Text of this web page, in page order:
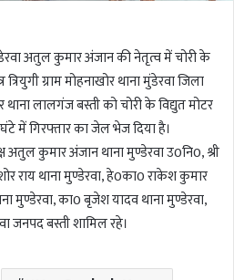
अतुल कुमार अंजान की नेतृत्व में चोरी के
ग्राम मोहनाखोर थाना मुंडेरवा जिला
थाना लालगंज बस्ती को चोरी के विद्युत मोटर
में गिरफ्तार का जेल भेज दिया है।
अतुल कुमार अंजान थाना मुण्डेरवा उ0नि0, श्री
राय थाना मुण्डेरवा, हे0का0 राकेश कुमार
मुण्डेरवा, का0 बृजेश यादव थाना मुण्डेरवा,
जनपद बस्ती शामिल रहे।